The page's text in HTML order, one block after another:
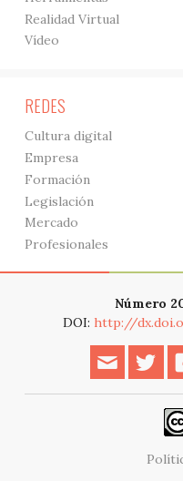
Realidad Virtual
Vídeo
REDES
Cultura digital
Empresa
Formación
Legislación
Mercado
Profesionales
Número
DOI: http://